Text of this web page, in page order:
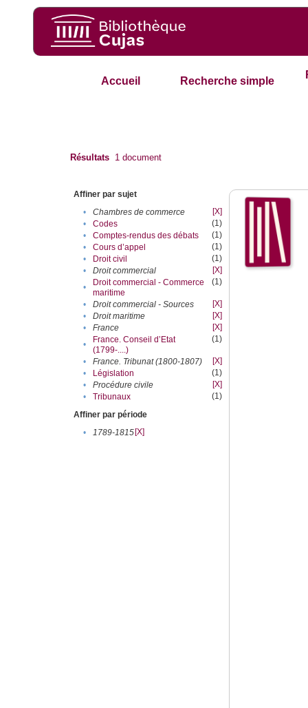
Accueil Recherche simple
Résultats 1 document
Affiner par sujet
•
Chambres de commerce
[X]
•
Codes
(1)
•
Comptes-rendus des débats
(1)
•
Cours d’appel
(1)
•
Droit civil
(1)
•
Droit commercial
[X]
•
Droit commercial - Commerce
maritime
(1)
• Droit commercial - Sources
[X]
•
Droit maritime
[X]
•
France
[X]
•
France. Conseil d’Etat
(1799-....)
(1)
• France. Tribunat (1800-1807)
[X]
•
Législation
(1)
•
Procédure civile
[X]
•
Tribunaux
(1)
Affiner par période
•
1789-1815[X]